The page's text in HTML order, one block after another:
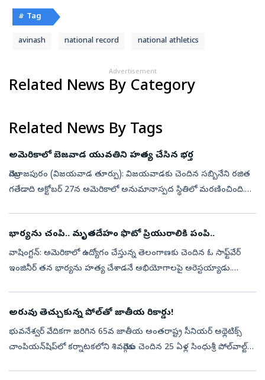
# Tag
avinash national record national athletics
Advertisement
Related News By Category
Related News By Tags
అమెరికాలో బెజవాడ యువతిని హత్య చేసిన భర్త
మొగల్రాజపురం (విజయవాడ తూర్పు): విజయవాడకు చెందిన సబ్బినేని రజిత
గతేడాది అక్టోబర్‌ 27న అమెరికాలో అనుమానాస్పద స్థితిలో మరణించింది.
భార్యను చంపి.. మృతదేహం ఫొటో ప్రియురాలికి పంపి..
వాషింగ్టన్‌: అమెరికాలో ఉద్యోగం చేస్తున్న తెలంగాణకు చెందిన ఓ సాఫ్ట్‌వేర్‌
ఇంజినీర్‌ తన భార్యను హత్య చేశాడనే అభియోగాలపై అరెస్టయ్యాడు.
అరువు తెచ్చుకున్న పోల్‌తో జాతీయ రికార్డు!
భువ‌నేశ్వ‌ర్ వేదిక‌గా జ‌రిగిన 65వ జాతీయ అంత‌రాష్ట్ర సీనియ‌ర్ అథ్లెటిక్స్
చాంపియ‌న్‌షిప్‌లో క‌ర్నాట‌క‌లోని శివ‌మొగ్గ‌కు చెందిన 25 ఏళ్ల సింధుశ్రీ పోల్‌వాల్ట్‌లో